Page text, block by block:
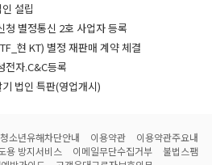
설립
청 별정통신 2호 사업자 등록
현 KT) 별정 재판매 계약 체결
전자.C&C등록
법인 특판(영업개시)
청소년유해차단안내 이용약관
이용약관주요내
용 방지서비스 이메일무단수집거부
불법스팸